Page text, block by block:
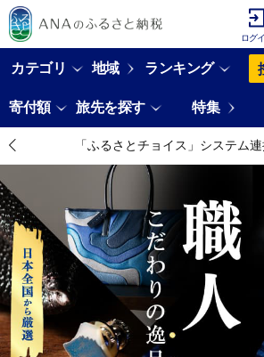
ログ
カテゴリ 地域 ランキング
寄付額 旅先を探す 特集
「ふるさとチョイス」システム